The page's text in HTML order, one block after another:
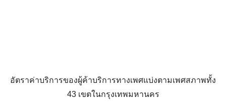
อัตราค่าบริการของผู้ค้าบริการทางเพศแบ่งตามเพศสภาพทั้ง
43 เขตในกรุงเทพมหานคร